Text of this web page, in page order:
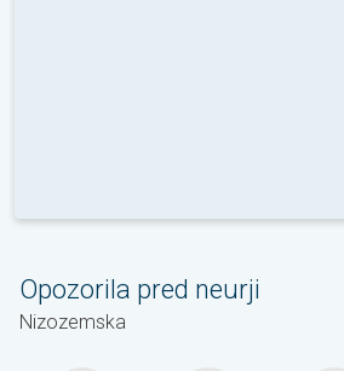
Opozorila pred neurji
Nizozemska